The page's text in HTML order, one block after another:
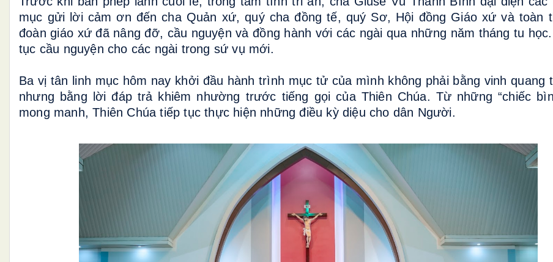
mục gửi lời cảm ơn đến cha Quản xứ, quý cha đồng tế, quý Sơ, Hội đồng Giáo xứ và toàn
đoàn giáo xứ đã nâng đỡ, cầu nguyện và đồng hành với các ngài qua những năm tháng tu
tục cầu nguyện cho các ngài trong sứ vụ mới.
Ba vị tân linh mục hôm nay khởi đầu hành trình mục tử của mình không phải bằng vinh quang
nhưng bằng lời đáp trả khiêm nhường trước tiếng gọi của Thiên Chúa. Từ những “chiếc
mong manh, Thiên Chúa tiếp tục thực hiện những điều kỳ diệu cho dân Người.